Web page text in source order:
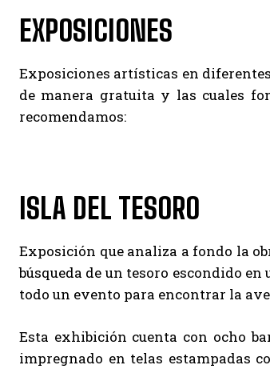
EXPOSICIONES
Exposiciones artísticas en
de manera gratuita y las cuales
recomendamos:
ISLA DEL TESORO
Exposición que analiza a fondo la
búsqueda de un tesoro escondido
todo un evento para encontrar la
Esta exhibición cuenta con ocho
impregnado en telas estampadas